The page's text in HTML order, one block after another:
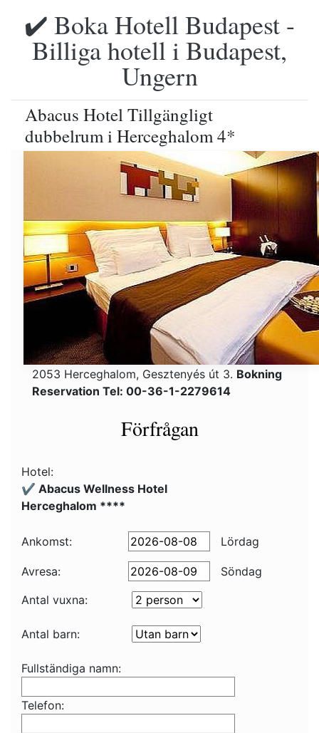
✔️ Boka Hotell Budapest -
Billiga hotell i Budapest,
Ungern
Abacus Hotel Tillgängligt
dubbelrum i Herceghalom 4*
2053 Herceghalom, Gesztenyés út 3. Bokning
Reservation Tel: 00-36-1-2279614
Förfrågan
Hotel:
✔️ Abacus Wellness Hotel
Herceghalom ****
Ankomst: Lördag
Avresa:
Söndag
Antal vuxna:
Antal barn:
Fullständiga namn:
Telefon: